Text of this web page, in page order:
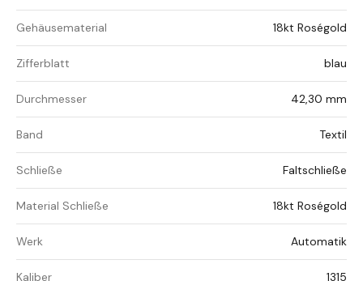
Gehäusematerial 18kt Roségold
Zifferblatt blau
Durchmesser 42,30 mm
Band Textil
Schließe Faltschließe
Material Schließe 18kt Roségold
Werk Automatik
Kaliber 1315